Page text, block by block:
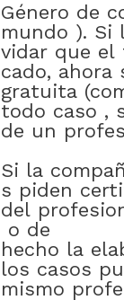
Género de
mundo ). Si
vidar que el
cado, ahora
gratuita
todo caso ,
de un
Si la
s piden
del
o de
hecho la
los casos
mismo